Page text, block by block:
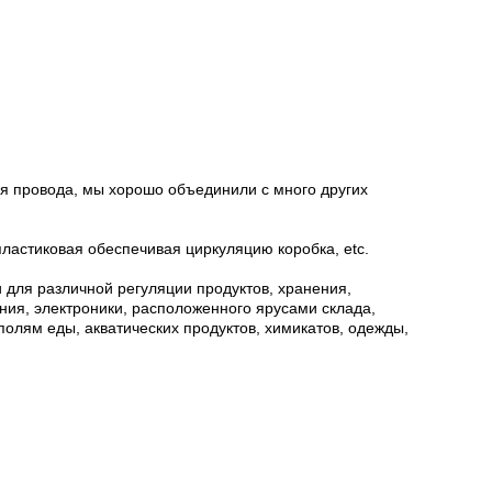
провода, мы хорошо объединили с много других
обеспечивая циркуляцию коробка, etc.
различной регуляции продуктов, хранения,
электроники, расположенного ярусами склада,
еды, акватических продуктов, химикатов, одежды,